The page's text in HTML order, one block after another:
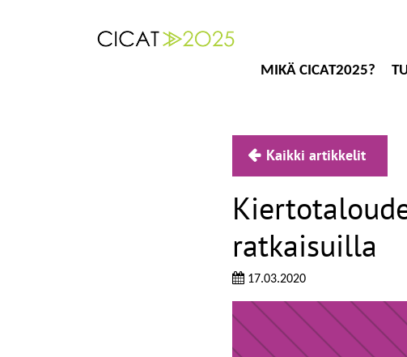
MIKÄ CICAT2025?
Kaikki artikkelit
ratkaisuilla
17.03.2020